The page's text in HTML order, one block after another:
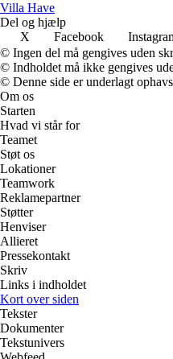
Villa Have
Del og hjælp
X
Facebook
© Ingen del må gengives uden
© Indholdet må ikke gengives
© Denne side er underlagt
Om os
Starten
Hvad vi står for
Teamet
Støt os
Lokationer
Teamwork
Reklamepartner
Støtter
Henviser
Allieret
Pressekontakt
Skriv
Links i indholdet
Kort over siden
Tekster
Dokumenter
Tekstunivers